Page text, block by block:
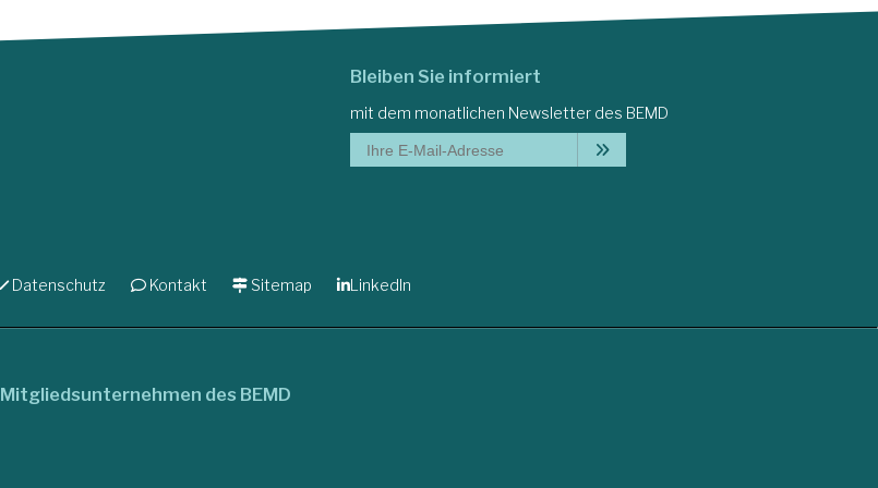
Bleiben Sie informiert
mit dem monatlichen Newsletter des BEMD
Datenschutz Kontakt Sitemap LinkedIn
Mitgliedsunternehmen des BEMD